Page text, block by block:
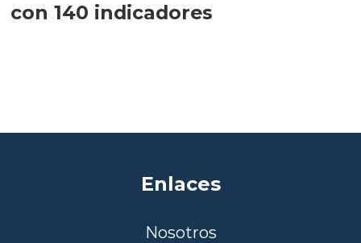
con 140 indicadores
Enlaces
Nosotros